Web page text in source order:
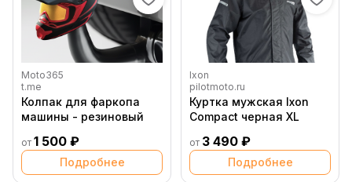
Moto365
t.me
Колпак для фаркопа
машины - резиновый
от 1 500 ₽
Подробнее
Ixon
pilotmoto.ru
Куртка мужская Ixon
Compact черная XL
от 3 490 ₽
Подробнее